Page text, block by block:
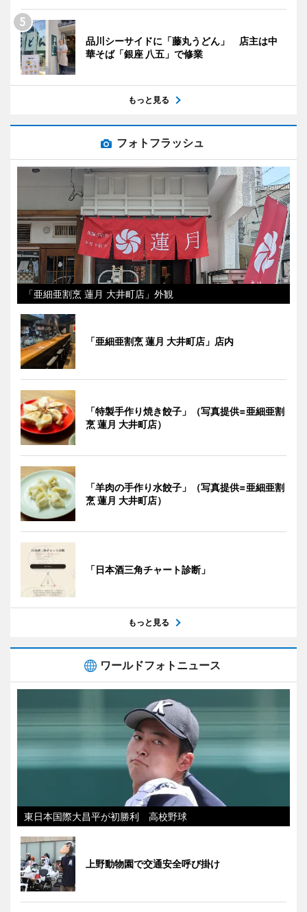
品川シーサイドに「藤丸うどん」 店主は中
華そば「銀座 八五」で修業
もっと見る
フォトフラッシュ
「亜細亜割烹 蓮月 大井町店」外観
「亜細亜割烹 蓮月 大井町店」店内
「特製手作り焼き餃子」（写真提供=亜細亜割
烹 蓮月 大井町店）
「羊肉の手作り水餃子」（写真提供=亜細亜割
烹 蓮月 大井町店）
「日本酒三角チャート診断」
もっと見る
ワールドフォトニュース
東日本国際大昌平が初勝利 高校野球
上野動物園で交通安全呼び掛け